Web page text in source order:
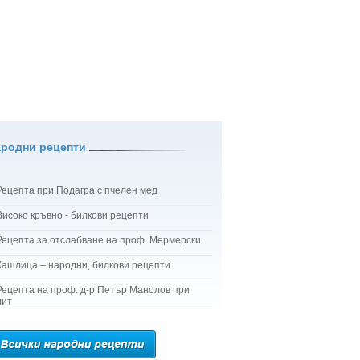
рецепти
при Подагра с пчелен мед
кръвно - билкови рецепти
за отслабване на проф. Мермерски
– народни, билкови рецепти
на проф. д-р Петър Манолов при